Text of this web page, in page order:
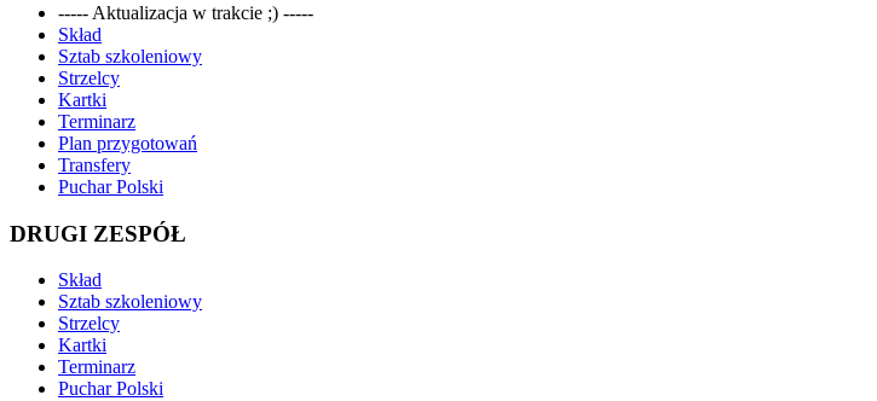
----- Aktualizacja w trakcie ;) -----
Skład
Sztab szkoleniowy
Strzelcy
Kartki
Terminarz
Plan przygotowań
Transfery
Puchar Polski
DRUGI ZESPÓŁ
Skład
Sztab szkoleniowy
Strzelcy
Kartki
Terminarz
Puchar Polski